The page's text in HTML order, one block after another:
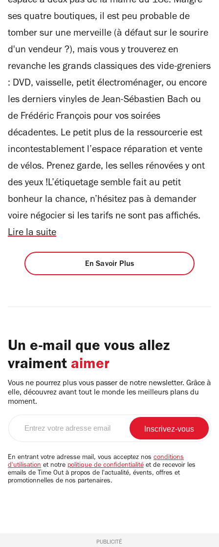
ses quatre boutiques, il est peu probable de
tomber sur une merveille (à défaut sur le sourire
d'un vendeur ?), mais vous y trouverez en
revanche les grands classiques des vide-greniers
: DVD, vaisselle, petit électroménager, ou encore
les derniers vinyles de Jean-Sébastien Bach ou
de Frédéric François pour vos soirées
décadentes. Le petit plus de la ressourcerie est
incontestablement l’espace réparation et vente
de vélos. Prenez garde, les selles rénovées y ont
des yeux !L’étiquetage semble fait au petit
bonheur la chance, n’hésitez pas à demander
voire négocier si les tarifs ne sont pas affichés.
Lire la suite
En Savoir Plus
Un e-mail que vous allez
vraiment aimer
Vous ne pourrez plus vous passer de notre newsletter. Grâce à
elle, découvrez avant tout le monde les meilleurs plans du
moment.
email
En entrant votre adresse mail, vous acceptez nos conditions
d'utilisation et notre politique de confidentialité et de recevoir les
emails de Time Out à propos de l'actualité, évents, offres et
promotionnelles de nos partenaires.
PUBLICITÉ